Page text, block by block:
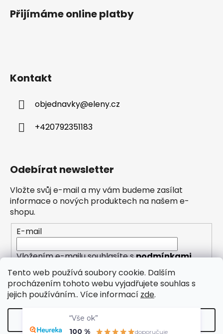
Tento web používá soubory cookie. Dalším
procházením tohoto webu vyjadřujete souhlas s
jejich používáním.. Více informací zde.
Nastavení
Přijímáme online platby
Kontakt
objednavky@eleny.cz
+420792351183
Odebírat newsletter
Vložte svůj e-mail a my vám budeme zasílat
informace o nových produktech na našem e-
shopu.
E-mail
Vložením e-mailu souhlasíte spodmínkami
ochrany osobních údajů
PŘIHLÁSIT SE
“Vše ok”
100 %
doporučuje